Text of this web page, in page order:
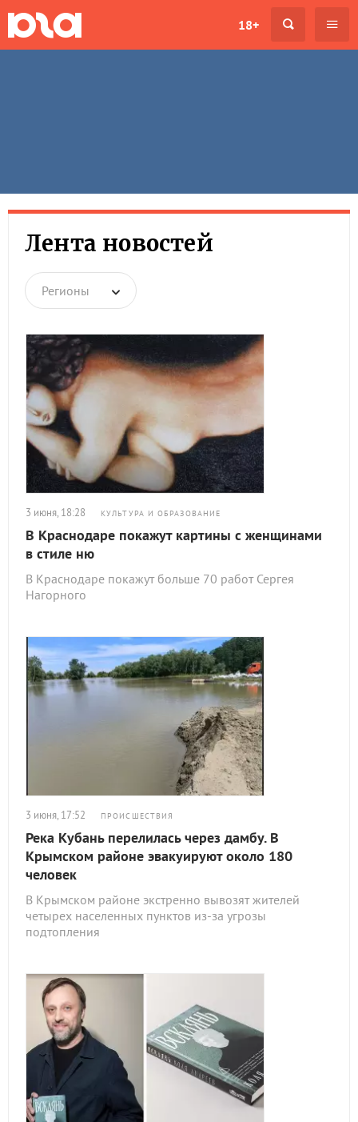
18+
Лента новостей
Регионы
3 июня, 18:28 КУЛЬТУРА И ОБРАЗОВАНИЕ
В Краснодаре покажут картины с женщинами
в стиле ню
В Краснодаре покажут больше 70 работ Сергея
Нагорного
3 июня, 17:52 ПРОИСШЕСТВИЯ
Река Кубань перелилась через дамбу. В
Крымском районе эвакуируют около 180
человек
В Крымском районе экстренно вывозят жителей
четырех населенных пунктов из-за угрозы
подтопления